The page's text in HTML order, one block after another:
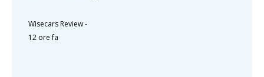
Wisecars Review-
12 ore fa